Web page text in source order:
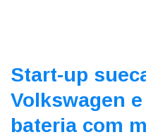
Start-up
Volkswagen
bateria com